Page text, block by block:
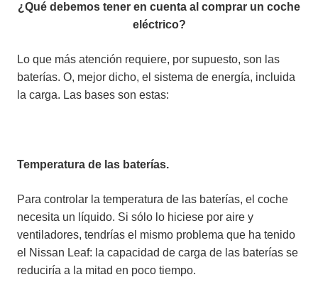
¿Qué debemos tener en cuenta al comprar un coche
eléctrico?
Lo que más atención requiere, por supuesto, son las
baterías. O, mejor dicho, el sistema de energía, incluida
la carga. Las bases son estas:
Temperatura de las baterías.
Para controlar la temperatura de las baterías, el coche
necesita un líquido. Si sólo lo hiciese por aire y
ventiladores, tendrías el mismo problema que ha tenido
el Nissan Leaf: la capacidad de carga de las baterías se
reduciría a la mitad en poco tiempo.